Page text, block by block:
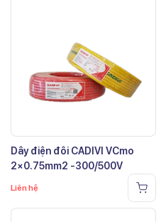
Dây điện đôi CADIVI VCmo
2×0.75mm2 -300/500V
Liên hệ